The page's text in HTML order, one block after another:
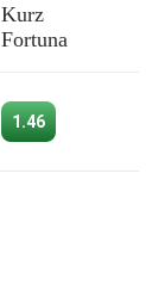
Kurz
Fortuna
1.46